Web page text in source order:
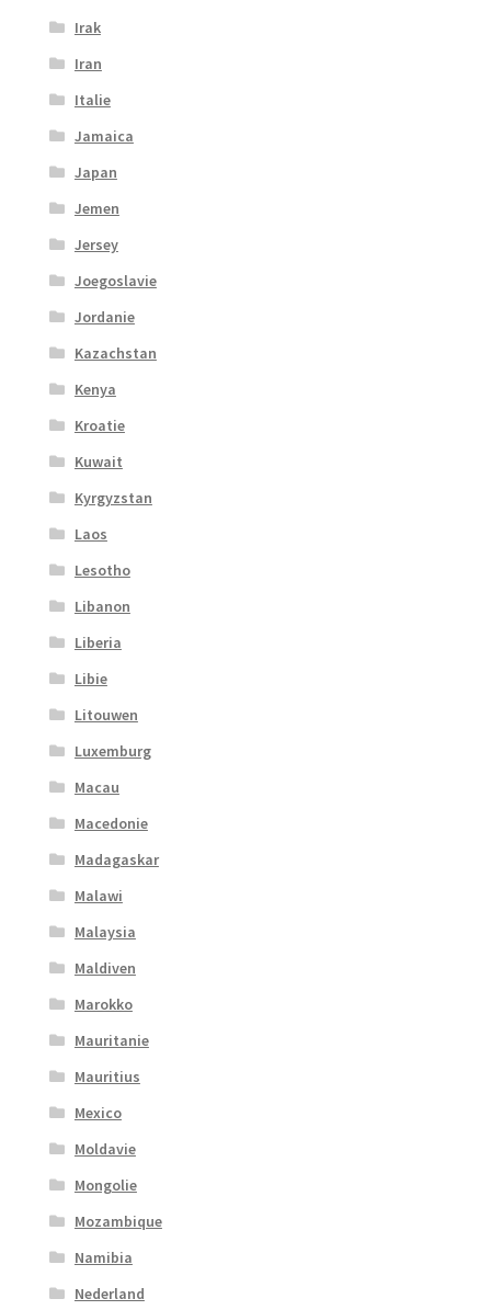
Irak
Iran
Italie
Jamaica
Japan
Jemen
Jersey
Joegoslavie
Jordanie
Kazachstan
Kenya
Kroatie
Kuwait
Kyrgyzstan
Laos
Lesotho
Libanon
Liberia
Libie
Litouwen
Luxemburg
Macau
Macedonie
Madagaskar
Malawi
Malaysia
Maldiven
Marokko
Mauritanie
Mauritius
Mexico
Moldavie
Mongolie
Mozambique
Namibia
Nederland